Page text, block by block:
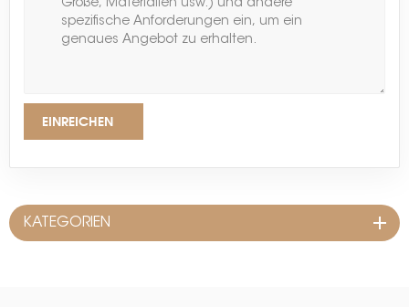
EINREICHEN
KATEGORIEN